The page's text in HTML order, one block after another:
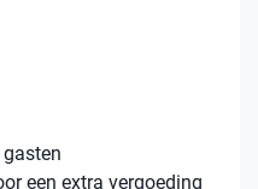
een extra vergoeding